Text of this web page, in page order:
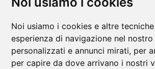
Noi usiamo i cookies e altre
esperienza di navigazione nel
personalizzati e annunci mirati, per
per capire da dove arrivano i nostri
secoli di stelle,